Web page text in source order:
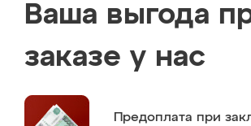
Ваша выгода
заказе у нас
Предоплата при